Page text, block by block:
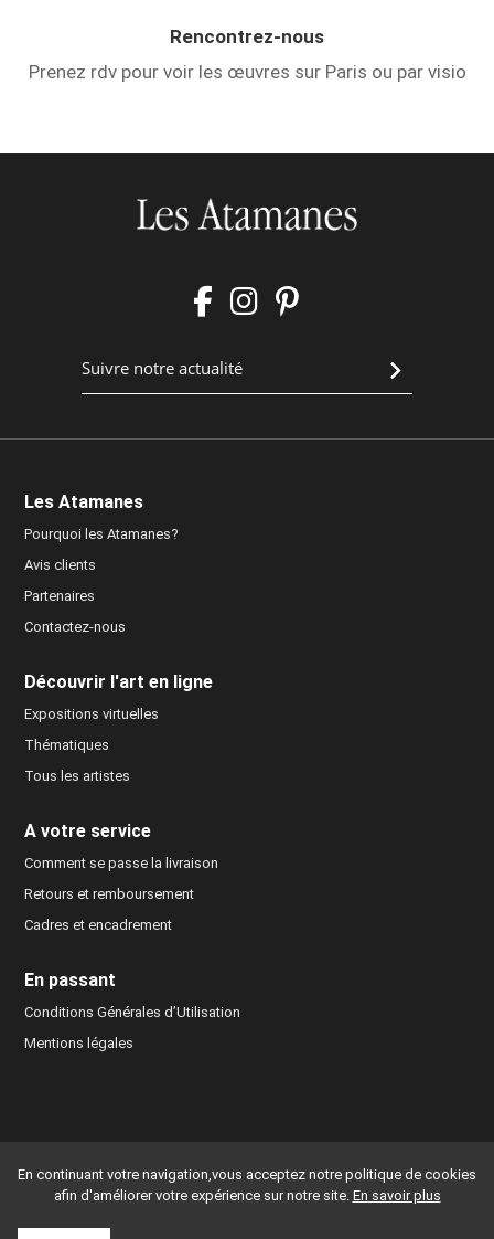
Rencontrez-nous
Prenez rdv pour voir les œuvres sur Paris ou par visio
Les Atamanes
Pourquoi les Atamanes?
Avis clients
Partenaires
Contactez-nous
Découvrir l'art en ligne
Expositions virtuelles
Thématiques
Tous les artistes
A votre service
Comment se passe la livraison
Retours et remboursement
Cadres et encadrement
En passant
Conditions Générales d’Utilisation
Mentions légales
Simon JANVIER - Mail StudioIcone :Freepik
En continuant votre navigation,vous acceptez notre politique de cookies
afin d'améliorer votre expérience sur notre site. En savoir plus